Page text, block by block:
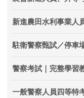
新進農田水利事業人
駐衛警察甄試／停車
警察考試｜完整學習
一般警察人員四等特